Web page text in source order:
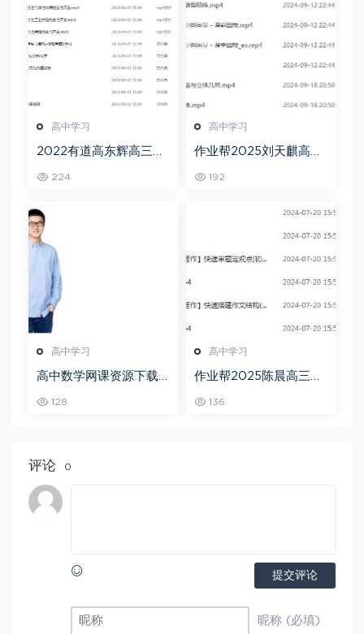
高中学习
2022有道高东辉高三化
频教程+讲义+点睛班
224
高中学习
作业帮2025刘天麒高二
192
高中学习
高中数学网课资源下载
数学秋季班
128
高中学习
作业帮2025陈晨高三语
班
136
评论 0
提交评论
昵称 (必填)